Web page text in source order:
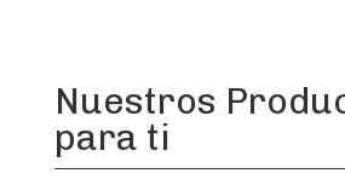
Nuestros
para ti